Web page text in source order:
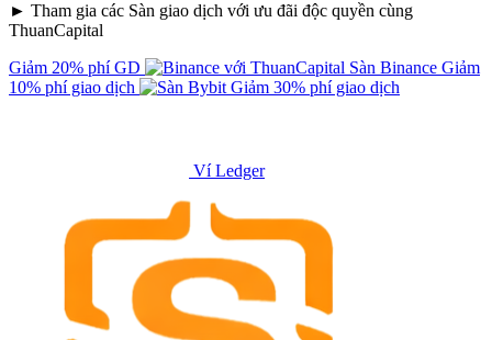
► Tham gia các Sàn giao dịch với ưu đãi độc quyền cùng
ThuanCapital
Giảm 20% phí GD
Sàn Binance Giảm
10% phí giao dịch
Giảm 30% phí giao dịch
Ví Ledger